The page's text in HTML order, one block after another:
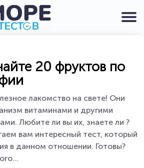
20 фруктов по
лакомство на свете! Они
витаминами и другими
Любите ли вы их, знаете ли ?
вам интересный тест, который
в данном отношении. Готовы?